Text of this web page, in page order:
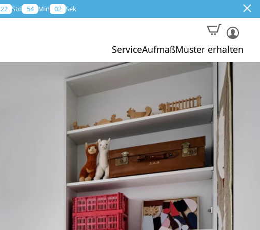
22 Std 54 Min 02 Sek
ServiceAufmaßMuster erhalten
Muster
Aktion
Profi-Aufmaß